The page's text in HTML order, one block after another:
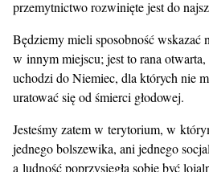
przemytnictwo rozwinięte jest do
Będziemy mieli sposobność wskazać
w innym miejscu; jest to rana
uchodzi do Niemiec, dla których nie
uratować się od śmierci głodowej.
Jesteśmy zatem w terytorium, w
jednego bolszewika, ani jednego
a ludność poprzysięgła sobie być